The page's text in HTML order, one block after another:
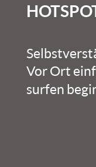
Vor Ort
surfen